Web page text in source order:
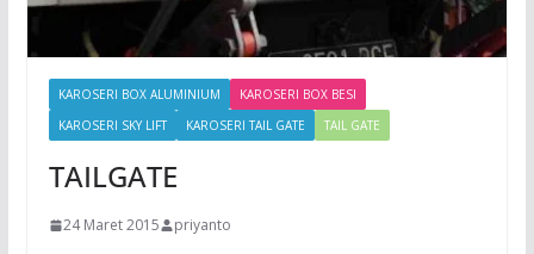
KAROSERI BOX ALUMINIUM
KAROSERI BOX BESI
KAROSERI SKY LIFT
KAROSERI TAIL GATE TAIL GATE
TAILGATE
24 Maret 2015 priyanto